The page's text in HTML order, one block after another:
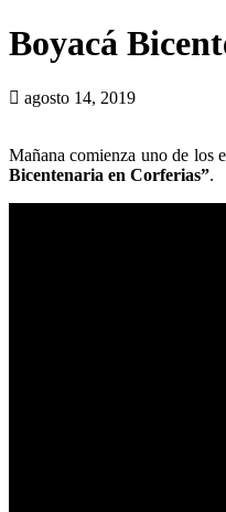
Boyacá
agosto 14, 2019
Mañana comienza uno de los
Bicentenaria en Corferias”.